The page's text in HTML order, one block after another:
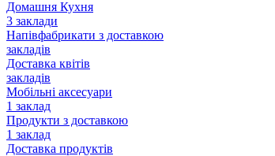
Домашня Кухня
3 заклади
Напівфабрикати з доставкою
закладів
Доставка квітів
закладів
Мобільні аксесуари
1 заклад
Продукти з доставкою
1 заклад
Доставка продуктів